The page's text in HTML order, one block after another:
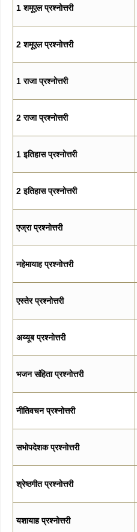
1 शमूएल प्रश्नोत्तरी
2 शमूएल प्रश्नोत्तरी
1 राजा प्रश्नोत्तरी
2 राजा प्रश्नोत्तरी
1 इतिहास प्रश्नोत्तरी
2 इतिहास प्रश्नोत्तरी
एज्रा प्रश्नोत्तरी
नहेमायाह प्रश्नोत्तरी
एस्तेर प्रश्नोत्तरी
अय्यूब प्रश्नोत्तरी
भजन संहिता प्रश्नोत्तरी
नीतिवचन प्रश्नोत्तरी
सभोपदेशक प्रश्नोत्तरी
श्रेष्ठगीत प्रश्नोत्तरी
यशायाह प्रश्नोत्तरी